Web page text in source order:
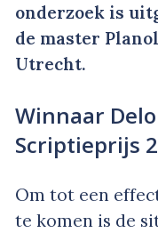
onderzoek is
de master
Utrecht.
Winnaar
Scriptieprijs
Om tot een
te komen is de